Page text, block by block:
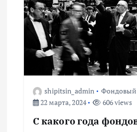
shipitsin_admin
22 марта, 2024
606 views
С какого года